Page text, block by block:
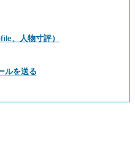
、人物寸評）
ルを送る